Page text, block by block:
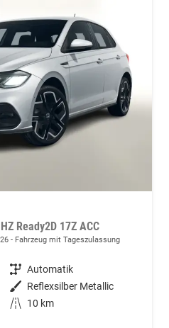
Ready2D 17Z ACC
Fahrzeug mit Tageszulassung
Getriebe Automatik
Außenfarbe Reflexsilber Metallic
Kilometerstand
10 km